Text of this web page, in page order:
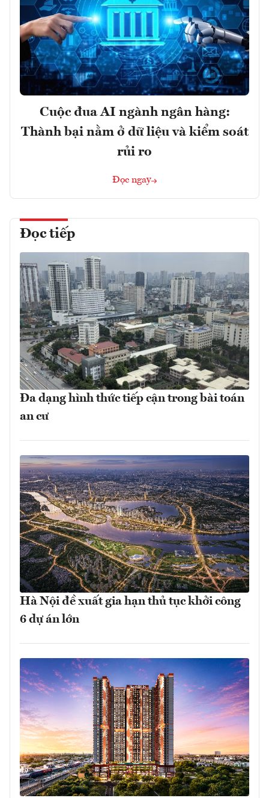
Cuộc đua AI ngành ngân hàng:
Thành bại nằm ở dữ liệu và kiểm soát
rủi ro
Đọc ngay
Đọc tiếp
Đa dạng hình thức tiếp cận trong bài toán
an cư
Hà Nội đề xuất gia hạn thủ tục khởi công
6 dự án lớn